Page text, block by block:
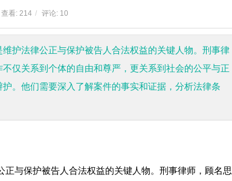
查看: 214 / 评论: 10
护法律公正与保护被告人合法权益的关键人物。刑事律
仅关系到个体的自由和尊严，更关系到社会的公平与正
。他们需要深入了解案件的事实和证据，分析法律条
与保护被告人合法权益的关键人物。刑事律师，顾名思